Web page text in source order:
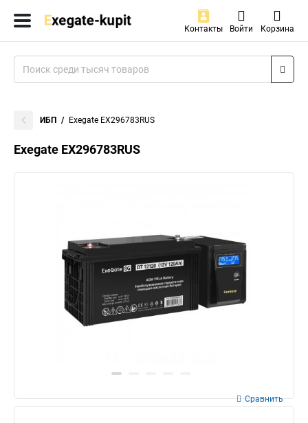
Контакты Войти Корзина
ИБП Exegate EX296783RUS
Exegate EX296783RUS
Сравнить